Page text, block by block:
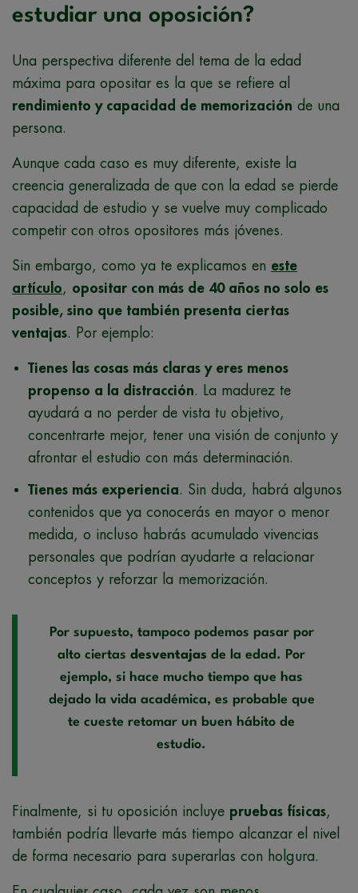
estudiar una oposición?
Una perspectiva diferente del tema de la edad
máxima para opositar es la que se refiere al
rendimiento y capacidad de memorización de una
persona.
Aunque cada caso es muy diferente, existe la
creencia generalizada de que con la edad se pierde
capacidad de estudio y se vuelve muy complicado
competir con otros opositores más jóvenes.
Sin embargo, como ya te explicamos en este
artículo, opositar con más de 40 años no solo es
posible, sino que también presenta ciertas
ventajas. Por ejemplo:
Tienes las cosas más claras y eres menos
propenso a la distracción. La madurez te
ayudará a no perder de vista tu objetivo,
concentrarte mejor, tener una visión de conjunto y
afrontar el estudio con más determinación.
Tienes más experiencia. Sin duda, habrá algunos
contenidos que ya conocerás en mayor o menor
medida, o incluso habrás acumulado vivencias
personales que podrían ayudarte a relacionar
conceptos y reforzar la memorización.
Por supuesto, tampoco podemos pasar por
alto ciertas desventajas de la edad. Por
ejemplo, si hace mucho tiempo que has
dejado la vida académica, es probable que
te cueste retomar un buen hábito de
estudio.
Finalmente, si tu oposición incluye pruebas físicas,
también podría llevarte más tiempo alcanzar el nivel
de forma necesario para superarlas con holgura.